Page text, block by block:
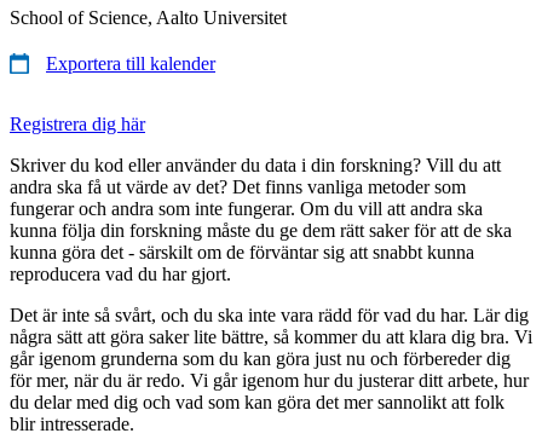
School of Science, Aalto Universitet
Exportera till kalender
Registrera dig här
Skriver du kod eller använder du data i din forskning? Vill du att
andra ska få ut värde av det? Det finns vanliga metoder som
fungerar och andra som inte fungerar. Om du vill att andra ska
kunna följa din forskning måste du ge dem rätt saker för att de ska
kunna göra det - särskilt om de förväntar sig att snabbt kunna
reproducera vad du har gjort.
Det är inte så svårt, och du ska inte vara rädd för vad du har. Lär dig
några sätt att göra saker lite bättre, så kommer du att klara dig bra. Vi
går igenom grunderna som du kan göra just nu och förbereder dig
för mer, när du är redo. Vi går igenom hur du justerar ditt arbete, hur
du delar med dig och vad som kan göra det mer sannolikt att folk
blir intresserade.